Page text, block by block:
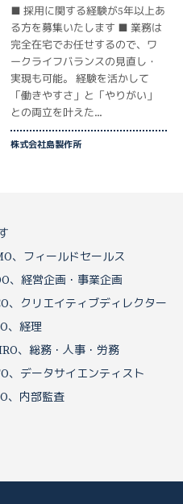
■ 採用に関する経験が5年以上あ
る方を募集いたします ■ 業務は
完全在宅でお任せするので、ワ
ークライフバランスの見直し・
実現も可能。 経験を活かして
「働きやすさ」と「やりがい」
との両立を叶えた...
株式会社島製作所
、フィールドセールス
、経営企画・事業企画
、クリエイティブディレクター
、経理
、総務・人事・労務
、データサイエンティスト
、内部監査